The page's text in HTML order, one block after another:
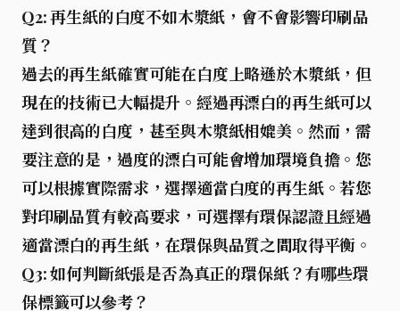
Q2: 再生紙的白度不如木漿紙，會不會影響印刷品
質？
過去的再生紙確實可能在白度上略遜於木漿紙，但
現在的技術已大幅提升。經過再漂白的再生紙可以
達到很高的白度，甚至與木漿紙相媲美。然而，需
要注意的是，過度的漂白可能會增加環境負擔。您
可以根據實際需求，選擇適當白度的再生紙。若您
對印刷品質有較高要求，可選擇有環保認證且經過
適當漂白的再生紙，在環保與品質之間取得平衡。
Q3: 如何判斷紙張是否為真正的環保紙？有哪些環
保標籤可以參考？